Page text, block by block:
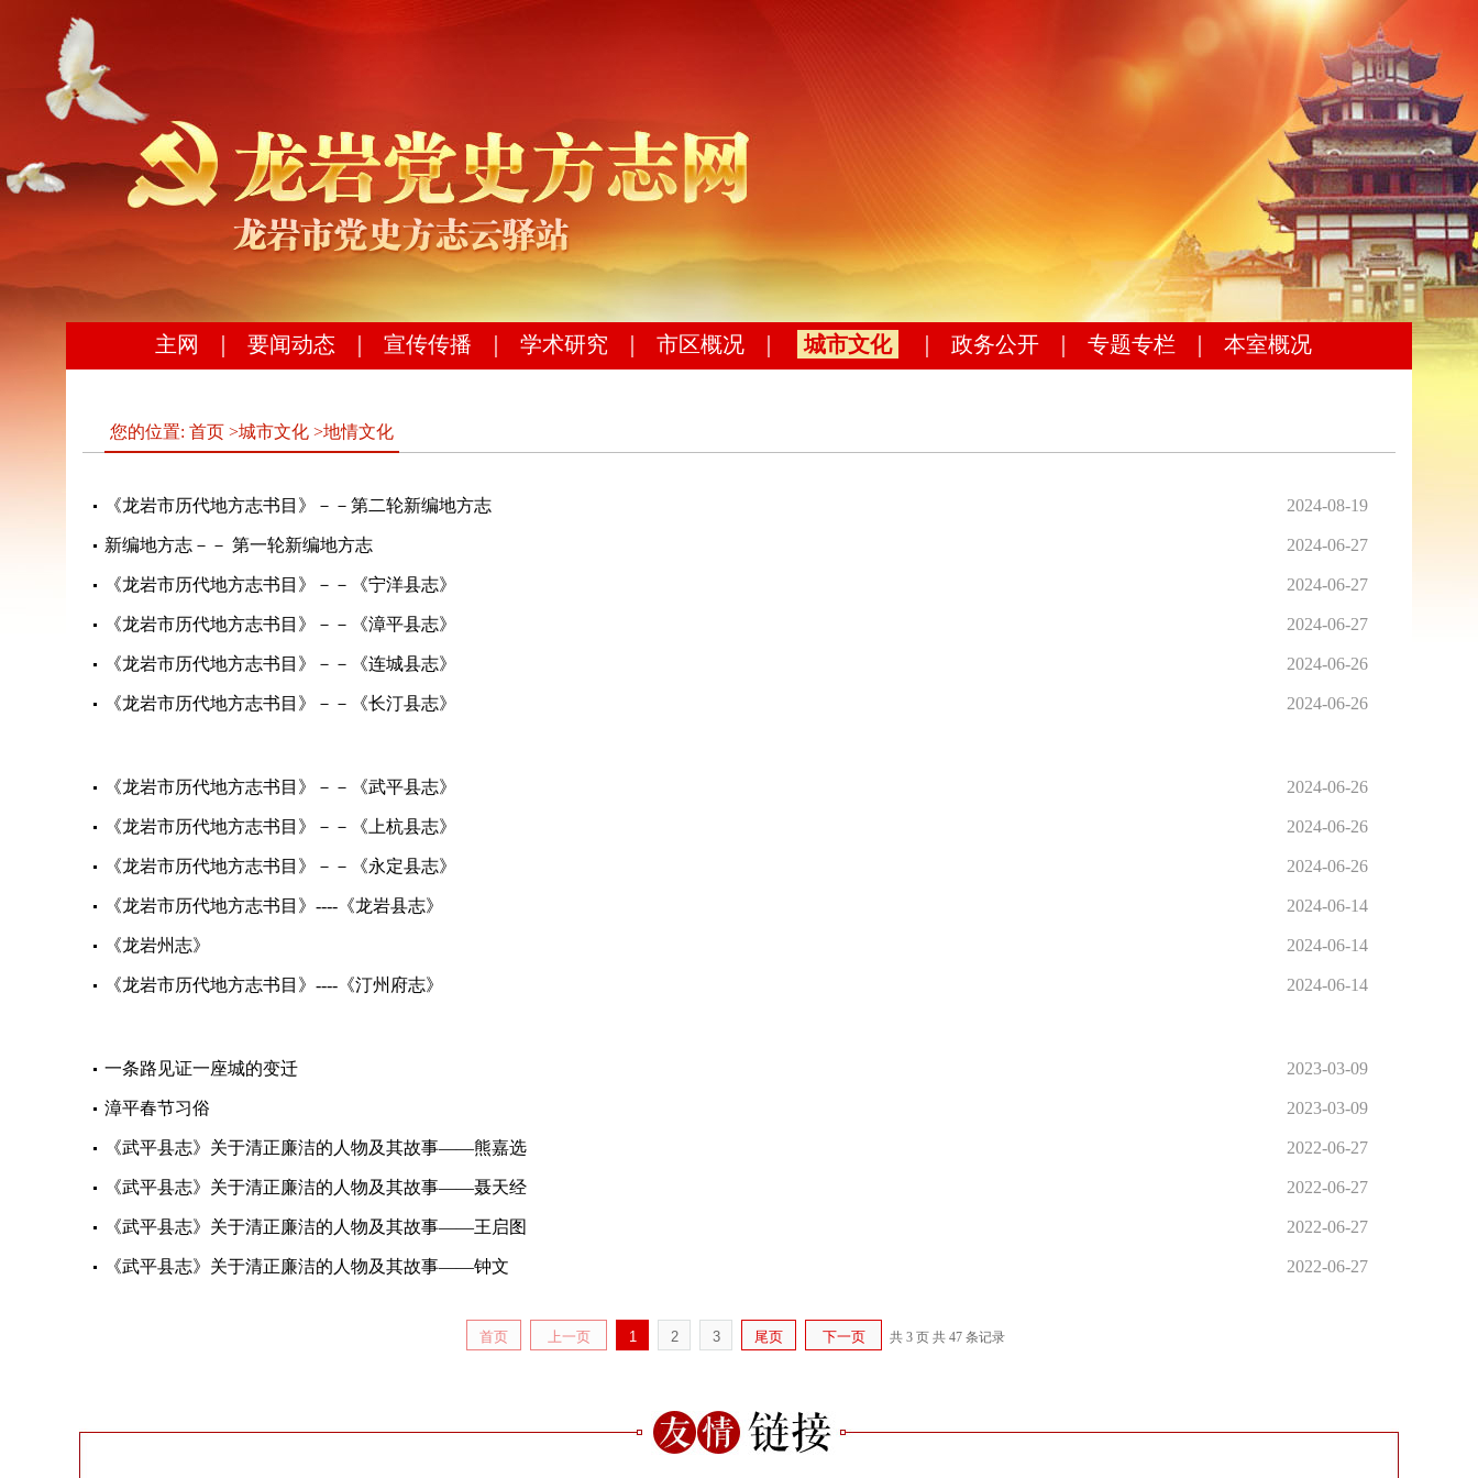
主网 要闻动态 宣传传播 学术研究 市区概况 城市文化 政务公开 专题专栏 本室概况
您的位置: 首页 >城市文化 >地情文化
2024-08-19
《龙岩市历代地方志书目》－－第二轮新编地方志
2024-06-27
新编地方志－－ 第一轮新编地方志
2024-06-27
《龙岩市历代地方志书目》－－《宁洋县志》
2024-06-27
《龙岩市历代地方志书目》－－《漳平县志》
2024-06-26
《龙岩市历代地方志书目》－－《连城县志》
2024-06-26
《龙岩市历代地方志书目》－－《长汀县志》
2024-06-26
《龙岩市历代地方志书目》－－《武平县志》
2024-06-26
《龙岩市历代地方志书目》－－《上杭县志》
2024-06-26
《龙岩市历代地方志书目》－－《永定县志》
2024-06-14
《龙岩市历代地方志书目》----《龙岩县志》
2024-06-14
《龙岩州志》
2024-06-14
《龙岩市历代地方志书目》----《汀州府志》
2023-03-09
一条路见证一座城的变迁
2023-03-09
漳平春节习俗
2022-06-27
《武平县志》关于清正廉洁的人物及其故事——熊嘉选
2022-06-27
《武平县志》关于清正廉洁的人物及其故事——聂天经
2022-06-27
《武平县志》关于清正廉洁的人物及其故事——王启图
2022-06-27
《武平县志》关于清正廉洁的人物及其故事——钟文
首页 上一页 1 2 3 尾页 下一页 共 3 页 共 47 条记录